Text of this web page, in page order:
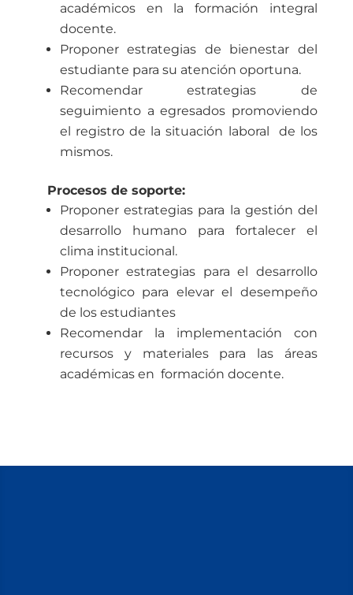
académicos en la formación integral
docente.
Proponer estrategias de bienestar del
estudiante para su atención oportuna.
Recomendar estrategias de
seguimiento a egresados promoviendo
el registro de la situación laboral de los
mismos.
Procesos de soporte:
Proponer estrategias para la gestión del
desarrollo humano para fortalecer el
clima institucional.
Proponer estrategias para el desarrollo
tecnológico para elevar el desempeño
de los estudiantes
Recomendar la implementación con
recursos y materiales para las áreas
académicas en formación docente.